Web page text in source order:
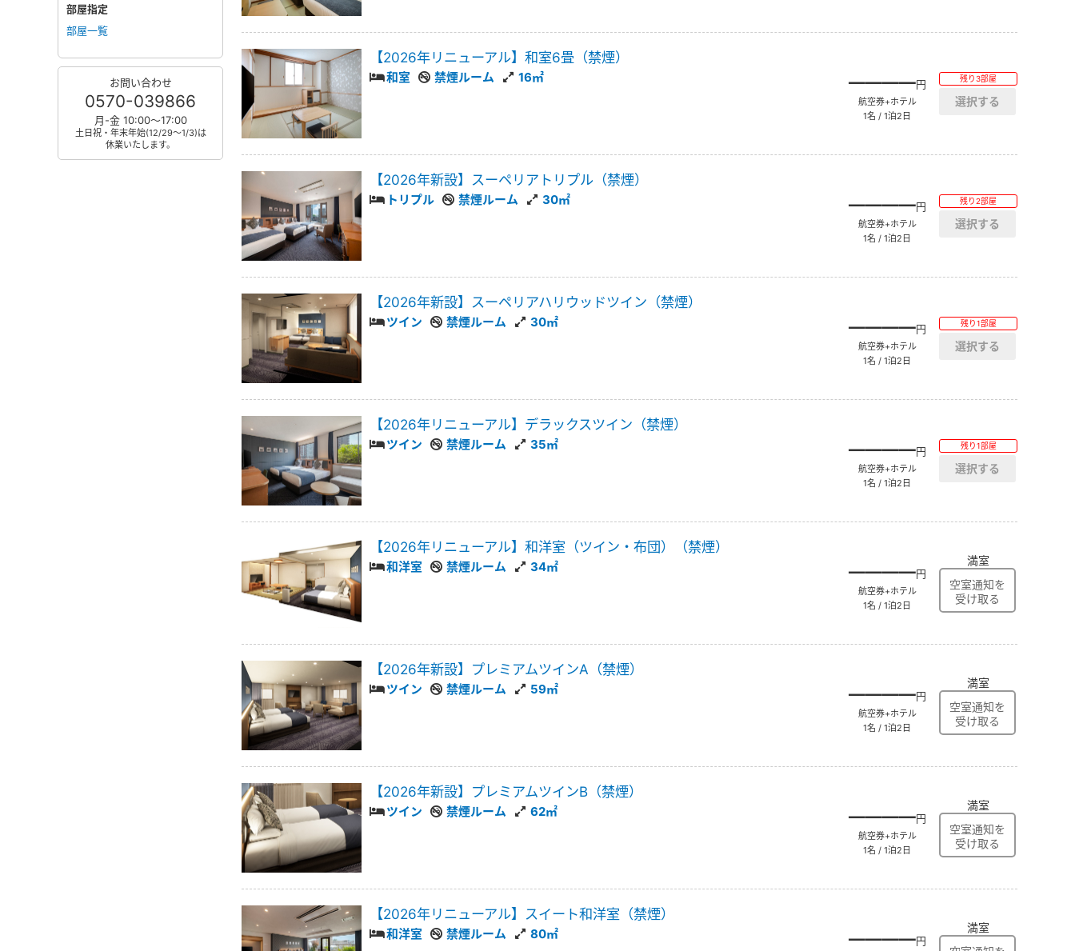
部屋指定
部屋一覧
お問い合わせ
0570-039866
月-金 10:00～17:00
土日祝・年末年始(12/29～1/3)は
休業いたします。
【2026年リニューアル】和室6畳（禁煙）
和室 禁煙ルーム 16㎡ ――――円
航空券+ホテル
1名 / 1泊2日
残り3部屋
【2026年新設】スーペリアトリプル（禁煙）
トリプル 禁煙ルーム 30㎡ ――――円
航空券+ホテル
1名 / 1泊2日
残り2部屋
【2026年新設】スーペリアハリウッドツイン（禁煙）
ツイン 禁煙ルーム 30㎡ ――――円
航空券+ホテル
1名 / 1泊2日
残り1部屋
【2026年リニューアル】デラックスツイン（禁煙）
ツイン 禁煙ルーム 35㎡ ――――円
航空券+ホテル
1名 / 1泊2日
残り1部屋
【2026年リニューアル】和洋室（ツイン・布団）（禁煙）
和洋室 禁煙ルーム 34㎡ ――――円
航空券+ホテル
1名 / 1泊2日
満室
【2026年新設】プレミアムツインA（禁煙）
ツイン 禁煙ルーム 59㎡ ――――円
航空券+ホテル
1名 / 1泊2日
満室
【2026年新設】プレミアムツインB（禁煙）
ツイン 禁煙ルーム 62㎡ ――――円
航空券+ホテル
1名 / 1泊2日
満室
【2026年リニューアル】スイート和洋室（禁煙）
和洋室 禁煙ルーム 80㎡ ――――円
満室